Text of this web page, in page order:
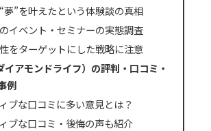
夢”を叶えたという体験談の真相
イベント・セミナーの実態調査
をターゲットにした戦略に注意
イアモンドライフ）の評判・口コミ・
例
ブな口コミに多い意見とは？
ブな口コミ・後悔の声も紹介